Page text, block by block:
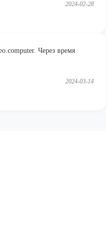
2024-02-28
Через время
2024-03-14